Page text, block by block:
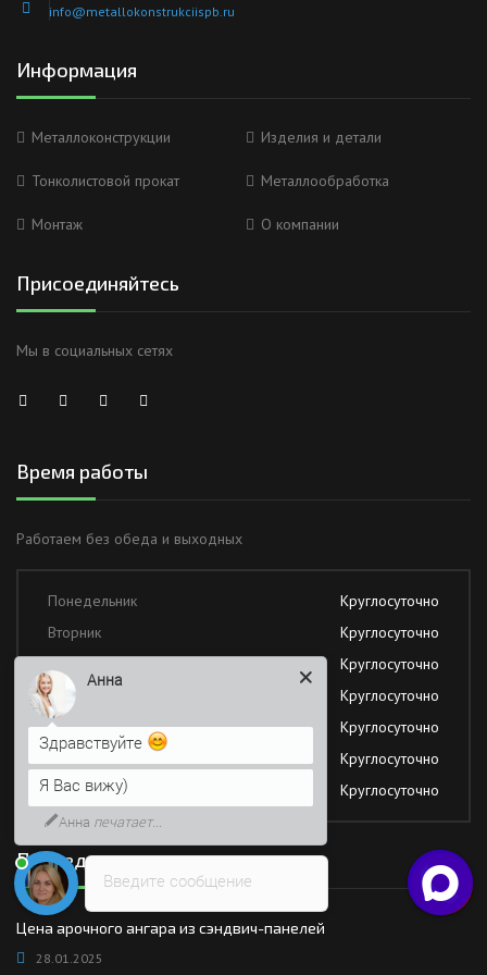
info@metallokonstrukciispb.ru
Информация
Металлоконструкции Изделия и детали
Тонколистовой прокат Металлообработка
Монтаж О компании
Присоединяйтесь
Мы в социальных сетях
Время работы
Работаем без обеда и выходных
Понедельник
Круглосуточно
Вторник
Круглосуточно
Круглосуточно
Четверг
Круглосуточно
Пятница
Круглосуточно
Суббота
Круглосуточно
Воскресение
Круглосуточно
Последние новости
Цена арочного ангара из сэндвич-панелей
28.01.2025
Введите сообщение
Анна
Здравствуйте
Я Вас вижу)
Анна печатает...